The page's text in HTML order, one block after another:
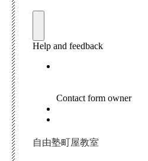
自由塾町屋教室